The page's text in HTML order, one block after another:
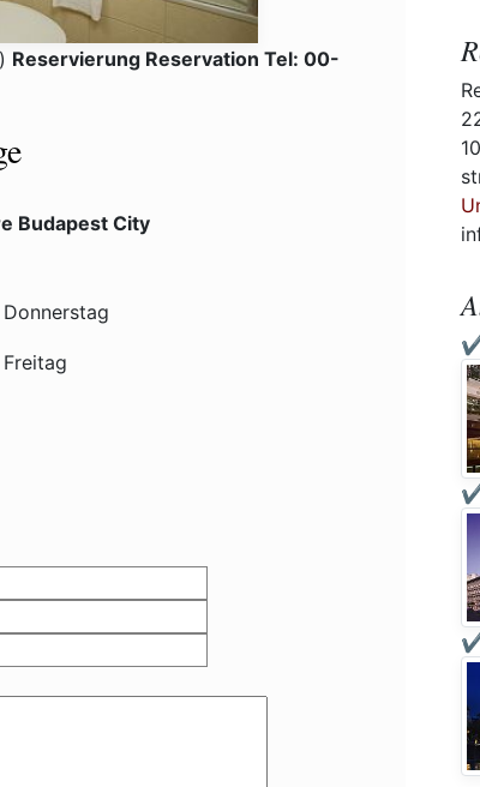
Reservierung Reservation Tel: 00-
Budapest City
Donnerstag
Freitag
✔️
✔️
✔️